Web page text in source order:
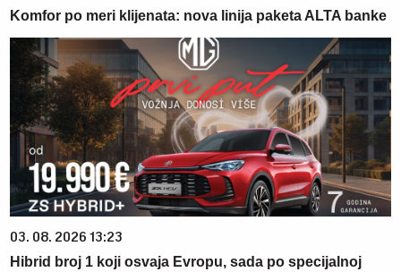
Komfor po meri klijenata: nova linija paketa ALTA banke
03. 08. 2026 13:23
Hibrid broj 1 koji osvaja Evropu, sada po specijalnoj